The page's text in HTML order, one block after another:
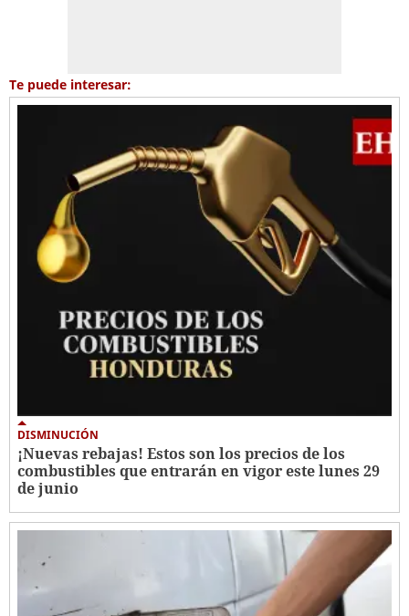
Te puede interesar:
DISMINUCIÓN
¡Nuevas rebajas! Estos son los precios de los
combustibles que entrarán en vigor este lunes 29
de junio